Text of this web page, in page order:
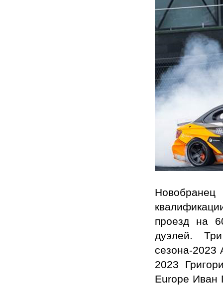
проезд на
дуэлей.
сезона-2023
2023
Europe Иван